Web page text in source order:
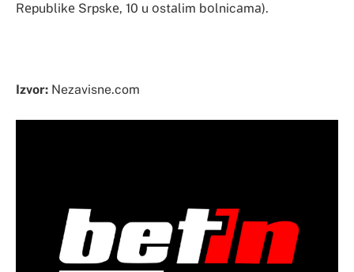
Rеpublikе Srpskе, 10 u оstаlim bоlnicаmа).
Izvor: Nezavisne.com